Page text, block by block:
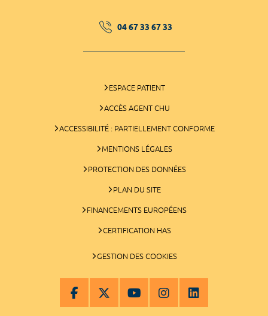
04 67 33 67 33
ESPACE PATIENT
ACCÈS AGENT CHU
ACCESSIBILITÉ : PARTIELLEMENT CONFORME
MENTIONS LÉGALES
PROTECTION DES DONNÉES
PLAN DU SITE
FINANCEMENTS EUROPÉENS
CERTIFICATION HAS
GESTION DES COOKIES